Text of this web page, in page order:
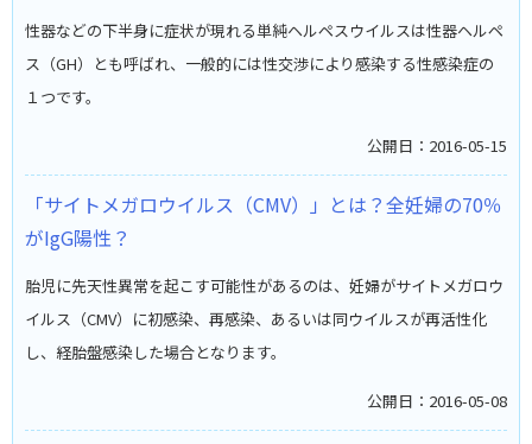
性器などの下半身に症状が現れる単純ヘルペスウイルスは性器ヘルペ
ス（GH）とも呼ばれ、一般的には性交渉により感染する性感染症の
１つです。
公開日：2016-05-15
「サイトメガロウイルス（CMV）」とは？全妊婦の70％
がIgG陽性？
胎児に先天性異常を起こす可能性があるのは、妊婦がサイトメガロウ
イルス（CMV）に初感染、再感染、あるいは同ウイルスが再活性化
し、経胎盤感染した場合となります。
公開日：2016-05-08